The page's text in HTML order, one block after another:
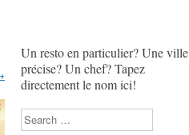
Un resto en particulier? Une ville
précise? Un chef? Tapez
directement le nom ici!
Search